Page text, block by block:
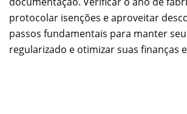
protocolar isenções e aproveitar
passos fundamentais para manter
regularizado e otimizar suas finanças